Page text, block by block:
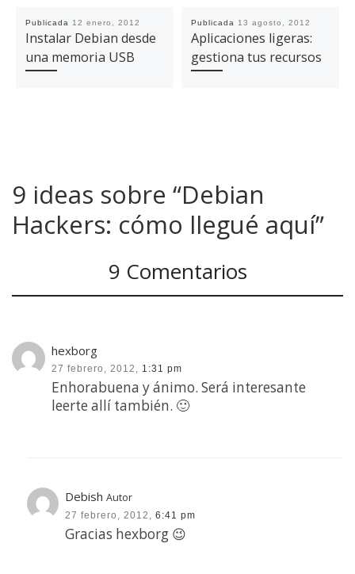
Publicada 12 enero, 2012
Instalar Debian desde
una memoria USB
Publicada 13 agosto, 2012
Aplicaciones ligeras:
gestiona tus recursos
9 ideas sobre “Debian
Hackers: cómo llegué aquí”
9 Comentarios
hexborg
27 febrero, 2012, 1:31 pm
Enhorabuena y ánimo. Será interesante
leerte allí también. 🙂
Debish Autor
27 febrero, 2012, 6:41 pm
Gracias hexborg 😉